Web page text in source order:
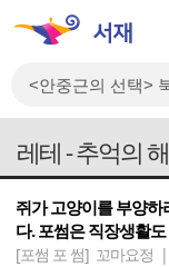
레테 - 추억의
쥐가 고양이를 부양
다. 포썸은 직장생활
[포썸 포 썸] 꼬마요정 |